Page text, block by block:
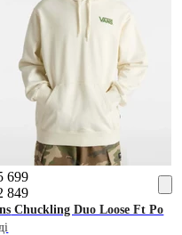
699
849
Chuckling Duo Loose Ft Po